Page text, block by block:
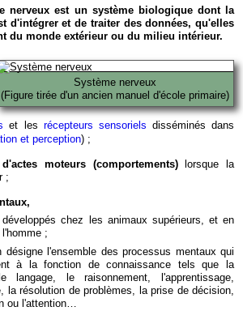
nerveux est un système biologique dont la
d'intégrer et de traiter des données, qu'elles
du monde extérieur ou du milieu intérieur.
Système nerveux
(Figure tirée d'un ancien manuel d'école primaire)
et les récepteurs sensoriels disséminés dans
et perception) ;
moteurs (comportements)lorsque la
;
chez les animaux supérieurs, et en
;
désigne l'ensemble des processus mentaux qui
à la fonction de connaissance tels que la
langage, le raisonnement, l'apprentissage,
la résolution de problèmes, la prise de décision,
ou l'attention…